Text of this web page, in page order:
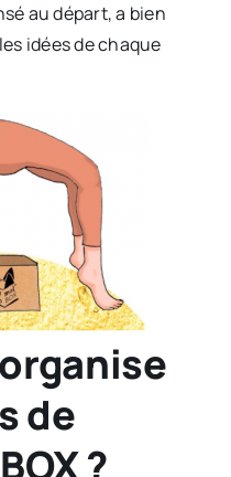
au départ, a bien
idées de chaque
de
?